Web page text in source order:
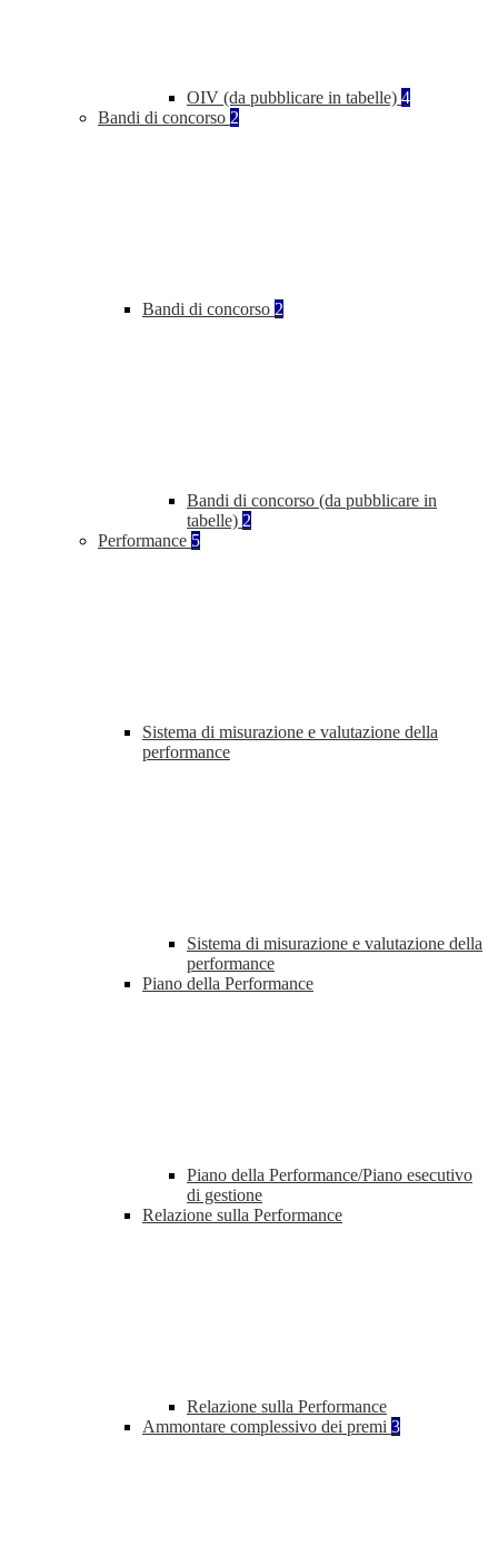
OIV (da pubblicare in tabelle) 4
Bandi di concorso 2
Bandi di concorso 2
Bandi di concorso (da pubblicare in
tabelle) 2
Performance 5
Sistema di misurazione e valutazione della
performance
Sistema di misurazione e valutazione della
performance
Piano della Performance
Piano della Performance/Piano esecutivo
di gestione
Relazione sulla Performance
Relazione sulla Performance
Ammontare complessivo dei premi 3